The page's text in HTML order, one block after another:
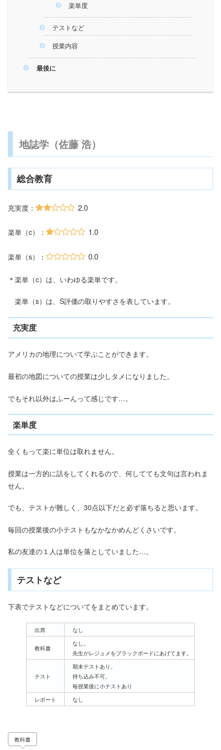
楽単度
テストなど
授業内容
最後に
地誌学（佐藤 浩）
総合教育
充実度： 2.0
楽単（c）： 1.0
楽単（s）： 0.0
＊楽単（c）は、いわゆる楽単です。
楽単（s）は、S評価の取りやすさを表しています。
充実度
アメリカの地理について学ぶことができます。
最初の地図についての授業は少しタメになりました。
でもそれ以外はふーんって感じです…。
楽単度
全くもって楽に単位は取れません。
授業は一方的に話をしてくれるので、何してても文句は言われま
せん。
でも、テストが難しく、30点以下だと必ず落ちると思います。
毎回の授業後の小テストもなかなかめんどくさいです。
私の友達の１人は単位を落としていました…。
テストなど
下表でテストなどについてをまとめています。
出席 なし
教科書
なし。
先生がレジュメをブラックボードにあげてます。
テスト
期末テストあり。
持ち込み不可。
毎授業後に小テストあり
レポート
なし
教科書